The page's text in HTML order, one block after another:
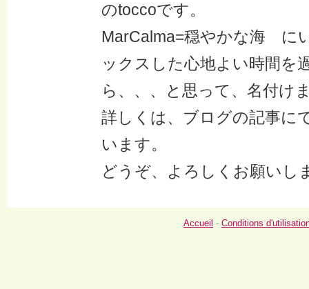
のtoccoです。
MarCalma=穏やかな海 に
ックスした心地よい時間を
ら、、、と思って、名付け
詳しくは、ブログの記事に
います。
どうぞ、よろしくお願いし
Accueil - Conditions